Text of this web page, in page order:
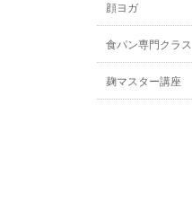
顔ヨガ
食パン専門クラス
麹マスター講座